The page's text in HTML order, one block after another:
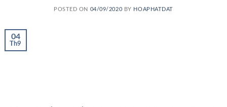
POSTED ON 04/09/2020 BY HOAPHATDAT
04
Th9